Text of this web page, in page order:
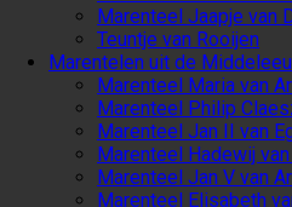
Marenteel Jaapje van
Teuntje van Rooijen
Marentelen uit de
Marenteel Maria van
Marenteel Philip
Marenteel Jan II van
Marenteel Hadewij
Marenteel Jan V van
Marenteel Elisabeth